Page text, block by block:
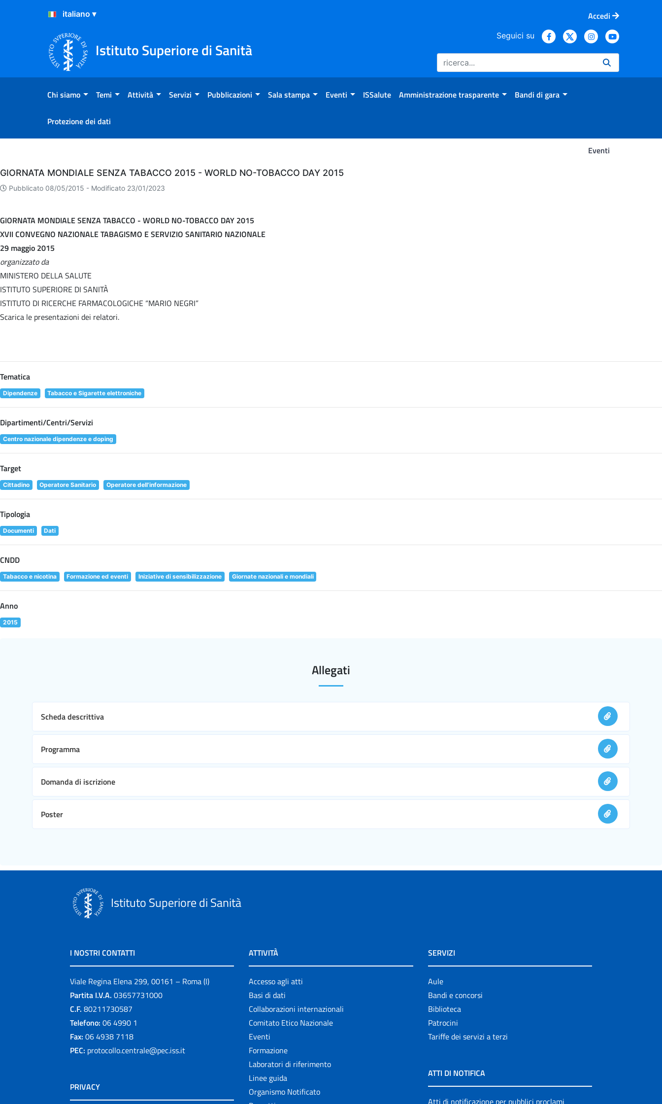
Salta al Contenuto
Salta al Footer
Accedi
Istituto Superiore di Sanità
Seguici su
Chi siamo Temi Attività Servizi Pubblicazioni Sala stampa Eventi ISSalute Amministrazione trasparente Bandi di gara
Protezione dei dati
Eventi
Eventi
GIORNATA MONDIALE SENZA TABACCO 2015 - WORLD NO-TOBACCO DAY 2015
Pubblicato 08/05/2015 - Modificato 23/01/2023
GIORNATA MONDIALE SENZA TABACCO - WORLD NO-TOBACCO DAY 2015
XVII CONVEGNO NAZIONALE TABAGISMO E SERVIZIO SANITARIO NAZIONALE
29 maggio 2015
organizzato da
MINISTERO DELLA SALUTE
ISTITUTO SUPERIORE DI SANITÀ
ISTITUTO DI RICERCHE FARMACOLOGICHE “MARIO NEGRI”
Scarica le presentazioni dei relatori.
Tematica
Dipendenze Tabacco e Sigarette elettroniche
Dipartimenti/Centri/Servizi
Centro nazionale dipendenze e doping
Target
Cittadino Operatore Sanitario Operatore dell'informazione
Tipologia
Documenti Dati
CNDD
Tabacco e nicotina Formazione ed eventi Iniziative di sensibilizzazione Giornate nazionali e mondiali
Anno
2015
Allegati
Scheda descrittiva
Programma
Domanda di iscrizione
Poster
Istituto Superiore di Sanità
I NOSTRI CONTATTI
Viale Regina Elena 299, 00161 – Roma (I)
Partita I.V.A. 03657731000
C.F. 80211730587
Telefono: 06 4990 1
Fax: 06 4938 7118
PEC: protocollo.centrale@pec.iss.it
PRIVACY
ATTIVITÀ
Accesso agli atti
Basi di dati
Collaborazioni internazionali
Comitato Etico Nazionale
Eventi
Formazione
Laboratori di riferimento
Linee guida
Organismo Notificato
SERVIZI
Aule
Bandi e concorsi
Biblioteca
Patrocini
Tariffe dei servizi a terzi
ATTI DI NOTIFICA
Atti di notificazione per pubblici proclami